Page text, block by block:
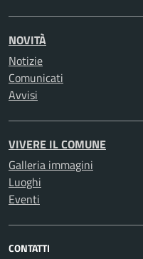
NOVITÀ
Notizie
Comunicati
Avvisi
VIVERE IL COMUNE
Galleria immagini
Luoghi
Eventi
CONTATTI